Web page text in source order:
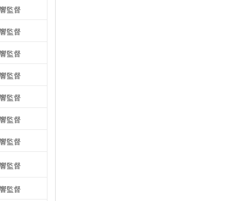
監督
監督
監督
監督
監督
監督
監督
監督
監督